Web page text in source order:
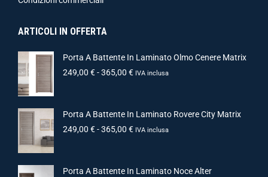
ARTICOLI IN OFFERTA
Porta A Battente In Laminato Olmo Cenere Matrix
249,00 €-365,00 € IVA inclusa
Porta A Battente In Laminato Rovere City Matrix
249,00 €-365,00 € IVA inclusa
Porta A Battente In Laminato Noce Alter